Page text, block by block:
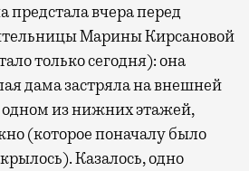
предстала вчера перед
Марины Кирсановой
только сегодня): она
дама застряла на внешней
из нижних этажей,
(которое поначалу было
Казалось, одно